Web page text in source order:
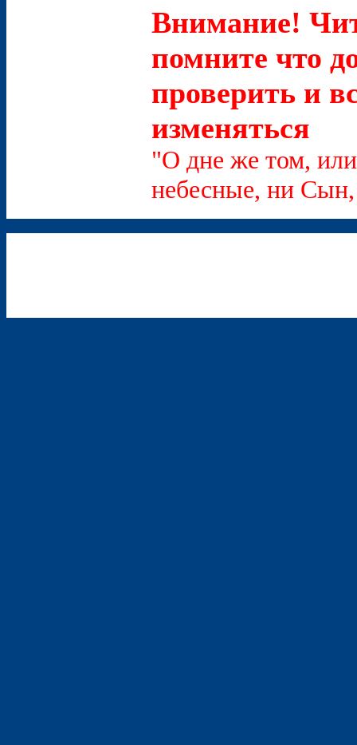
Внимание!
помните что
проверить и
изменяться
"О дне же том,
небесные, ни